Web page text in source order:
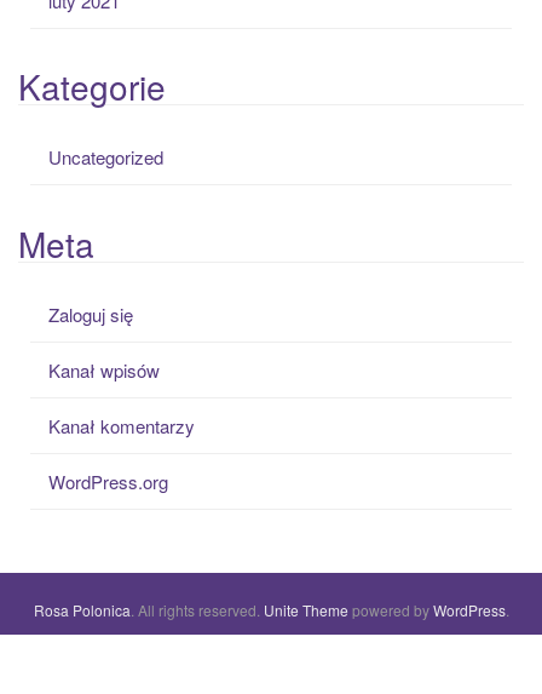
Kategorie
Uncategorized
Meta
Zaloguj się
Kanał wpisów
Kanał komentarzy
WordPress.org
Rosa Polonica . All rights reserved. Unite Theme powered byWordPress.